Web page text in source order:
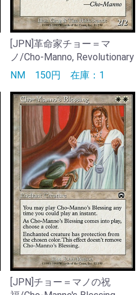
[JPN]革命家チョー＝マ
ノ/Cho-Manno, Revolutionary
NM 150円 在庫：1
[JPN]チョー＝マノの祝